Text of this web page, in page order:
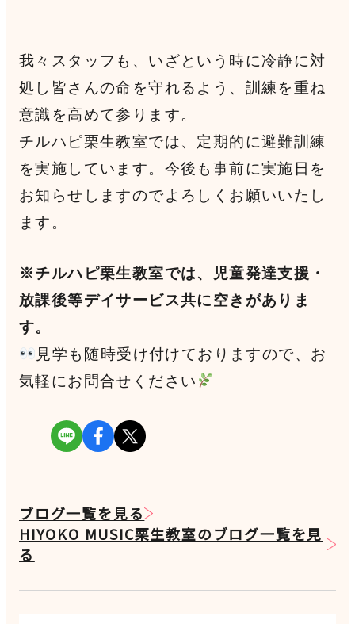
我々スタッフも、いざという時に冷静に対
処し皆さんの命を守れるよう、訓練を重ね
意識を高めて参ります。
チルハピ栗生教室では、定期的に避難訓練
を実施しています。今後も事前に実施日を
お知らせしますのでよろしくお願いいたし
ます。
※チルハピ栗生教室では、児童発達支援・
放課後等デイサービス共に空きがありま
す。
見学も随時受け付けておりますので、お
気軽にお問合せください
ブログ一覧を見る
HIYOKO MUSIC栗生教室のブログ一覧を見
る